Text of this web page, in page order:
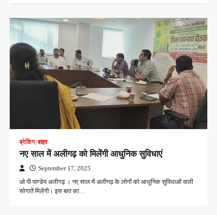
ब्रेकिंग,शहर
नए साल में अलीगढ़ को मिलेंगी आधुनिक सुविधाएं
September 17, 2025
ओ पी पाण्डेय अलीगढ़ । नए साल में अलीगढ़ के लोगों को आधुनिक सुविधाओं वाली
सोगातें मिलेंगी। इस बात का…